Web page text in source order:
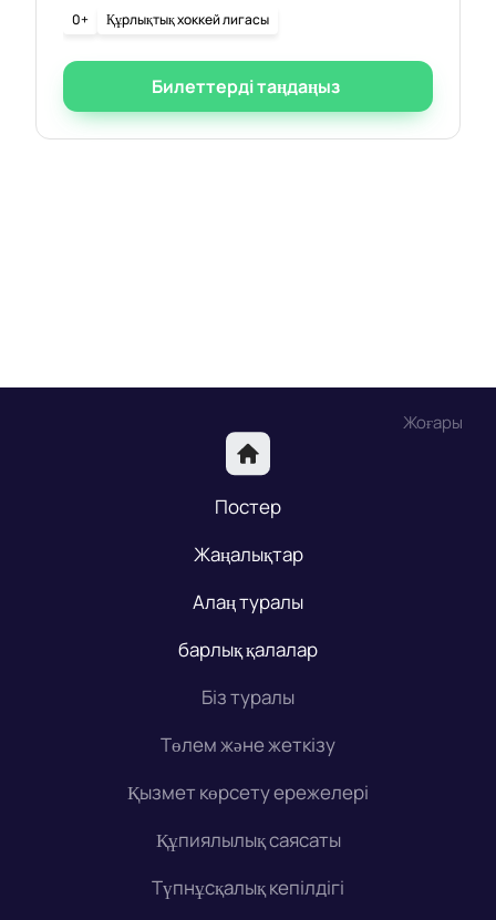
0+ Құрлықтық хоккей лигасы
Билеттерді таңдаңыз
Жоғары
Постер
Жаңалықтар
Алаң туралы
барлық қалалар
Біз туралы
Төлем және жеткізу
Қызмет көрсету ережелері
Құпиялылық саясаты
Түпнұсқалық кепілдігі